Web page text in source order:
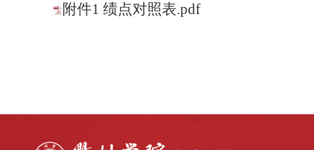
附件1 绩点对照表.pdf